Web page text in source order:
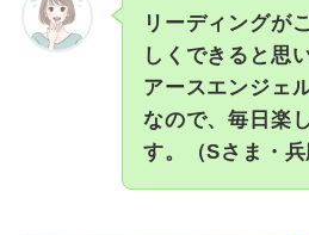
リーディングが
しくできると思
アースエンジェ
なので、毎日楽
す。（Sさま・兵